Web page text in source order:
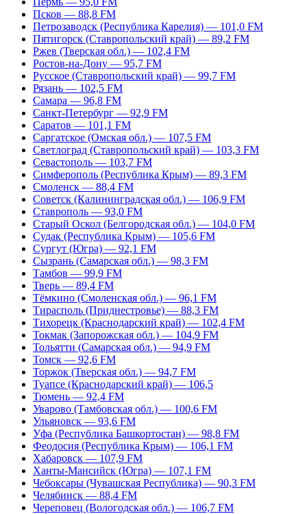
Псков — 88,8 FM
Петрозаводск (Республика Карелия) — 101,0 FM
Пятигорск (Ставропольский край) — 89,2 FM
Ржев (Тверская обл.) — 102,4 FM
Ростов-на-Дону — 95,7 FM
Русское (Ставропольский край) — 99,7 FM
Рязань — 102,5 FM
Самара — 96,8 FM
Санкт-Петербург — 92,9 FM
Саратов — 101,1 FM
Саргатское (Омская обл.) — 107,5 FM
Светлоград (Ставропольский край) — 103,3 FM
Севастополь — 103,7 FM
Симферополь (Республика Крым) — 89,3 FM
Смоленск — 88,4 FM
Советск (Калининградская обл.) — 106,9 FM
Ставрополь — 93,0 FM
Старый Оскол (Белгородская обл.) — 104,0 FM
Судак (Республика Крым) — 105,6 FM
Сургут (Югра) — 92,1 FM
Сызрань (Самарская обл.) — 98,3 FM
Тамбов — 99,9 FM
Тверь — 89,4 FM
Тёмкино (Смоленская обл.) — 96,1 FM
Тирасполь (Приднестровье) — 88,3 FM
Тихорецк (Краснодарский край) — 102,4 FM
Токмак (Запорожская обл.) — 104,9 FM
Тольятти (Самарская обл.) — 94,9 FM
Томск — 92,6 FM
Торжок (Тверская обл.) — 94,7 FM
Туапсе (Краснодарский край) — 106,5
Тюмень — 92,4 FM
Уварово (Тамбовская обл.) — 100,6 FM
Ульяновск — 93,6 FM
Уфа (Республика Башкортостан) — 98,8 FM
Феодосия (Республика Крым) — 106,1 FM
Хабаровск — 107,9 FM
Ханты-Мансийск (Югра) — 107,1 FM
Чебоксары (Чувашская Республика) — 90,3 FM
Челябинск — 88,4 FM
Череповец (Вологодская обл.) — 106,7 FM